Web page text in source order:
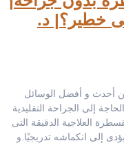
خطير؟| د.
من أحدث و أفضل الوسائل
إلى الجراحة التقليدية
العلاجية الدقيقة التى
إلى انكماشه تدريجيًا و